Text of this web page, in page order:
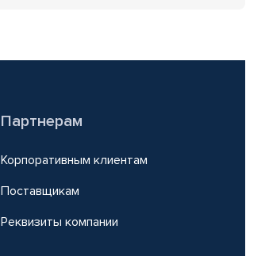
Партнерам
Корпоративным клиентам
Поставщикам
Реквизиты компании